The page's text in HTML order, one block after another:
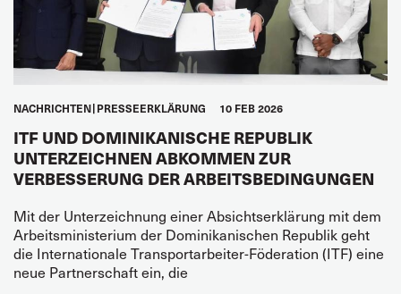
NACHRICHTEN PRESSEERKLÄRUNG 10 FEB 2026
ITF UND DOMINIKANISCHE REPUBLIK
UNTERZEICHNEN ABKOMMEN ZUR
VERBESSERUNG DER ARBEITSBEDINGUNGEN
Mit der Unterzeichnung einer Absichtserklärung mit dem
Arbeitsministerium der Dominikanischen Republik geht
die Internationale Transportarbeiter-Föderation (ITF) eine
neue Partnerschaft ein, die